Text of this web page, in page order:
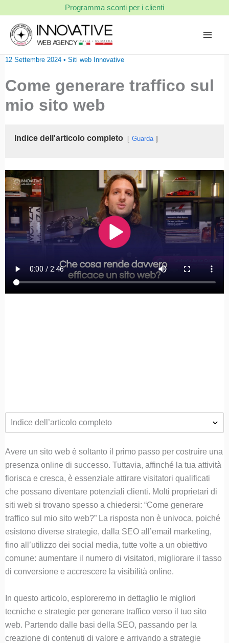
contenuto
Programma sconti per i clienti
12 Settembre 2024 • Siti web Innovative
Come generare traffico sul
mio sito web
Indice dell'articolo completo Guarda
Indice dell’articolo completo
Avere un sito web è soltanto il primo passo per costruire una
presenza online di successo. Tuttavia, affinché la tua attività
fiorisca e cresca, è essenziale attirare visitatori qualificati
che possano diventare potenziali clienti. Molti proprietari di
siti web si trovano spesso a chiedersi: “Come generare
traffico sul mio sito web?” La risposta non è univoca, poiché
esistono diverse strategie, dalla SEO all’email marketing,
fino all’utilizzo dei social media, tutte volte a un obiettivo
comune: aumentare il numero di visitatori, migliorare il tasso
di conversione e accrescere la visibilità online.
In questo articolo, esploreremo in dettaglio le migliori
tecniche e strategie per generare traffico verso il tuo sito
web. Partendo dalle basi della SEO, passando per la
creazione di contenuti di valore e arrivando a strategie